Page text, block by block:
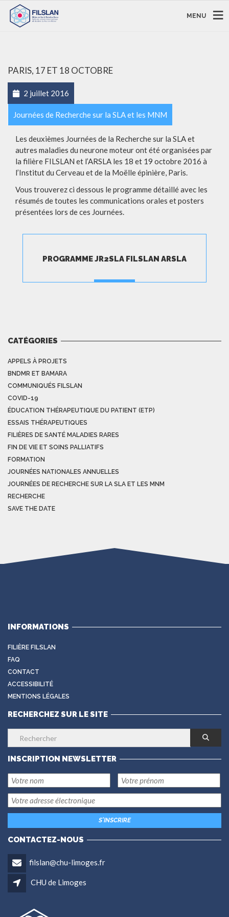
MENU
PARIS, 17 ET 18 OCTOBRE
2 juillet 2016
Journées de Recherche sur la SLA et les MNM
Les deuxièmes Journées de la Recherche sur la SLA et
autres maladies du neurone moteur ont été organisées par
la filière FILSLAN et l’ARSLA les 18 et 19 octobre 2016 à
l’Institut du Cerveau et de la Moëlle épinière, Paris.
Vous trouverez ci dessous le programme détaillé avec les
résumés de toutes les communications orales et posters
présentées lors de ces Journées.
PROGRAMME JR2SLA FILSLAN ARSLA
CATÉGORIES
APPELS À PROJETS
BNDMR ET BAMARA
COMMUNIQUÉS FILSLAN
COVID-19
ÉDUCATION THÉRAPEUTIQUE DU PATIENT (ETP)
ESSAIS THÉRAPEUTIQUES
FILIÈRES DE SANTÉ MALADIES RARES
FIN DE VIE ET SOINS PALLIATIFS
FORMATION
JOURNÉES NATIONALES ANNUELLES
JOURNÉES DE RECHERCHE SUR LA SLA ET LES MNM
RECHERCHE
SAVE THE DATE
INFORMATIONS
FILIÈRE FILSLAN
FAQ
CONTACT
ACCESSIBILITÉ
MENTIONS LÉGALES
RECHERCHEZ SUR LE SITE
INSCRIPTION NEWSLETTER
CONTACTEZ-NOUS
filslan@chu-limoges.fr
CHU de Limoges